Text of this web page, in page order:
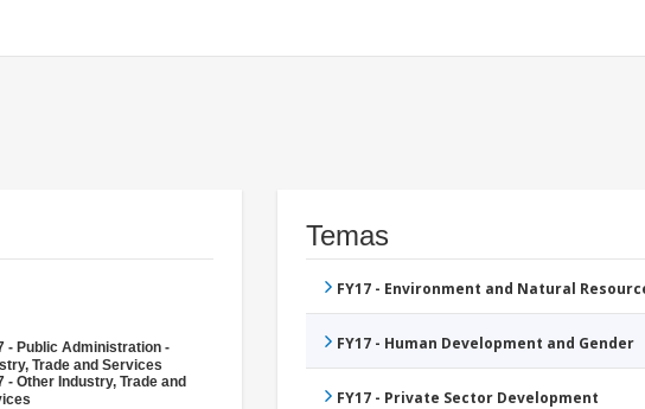
- Public Administration -
Trade and Services
- Other Industry, Trade and
Temas
FY17 - Environment and Natural
FY17 - Human Development and Gender
FY17 - Private Sector Development